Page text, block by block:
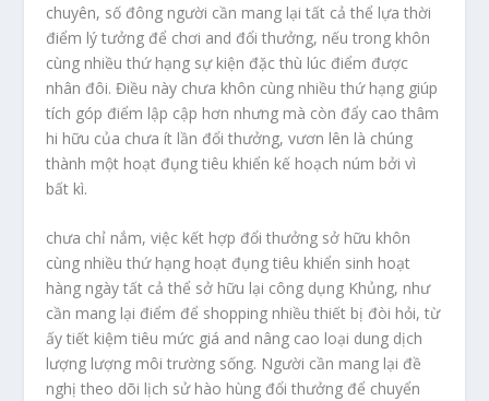
chuyên, số đông người cần mang lại tất cả thể lựa thời
điểm lý tưởng để chơi and đổi thưởng, nếu trong khôn
cùng nhiều thứ hạng sự kiện đặc thù lúc điểm được
nhân đôi. Điều này chưa khôn cùng nhiều thứ hạng giúp
tích góp điểm lập cập hơn nhưng mà còn đẩy cao thâm
hi hữu của chưa ít lần đổi thưởng, vươn lên là chúng
thành một hoạt đụng tiêu khiển kế hoạch núm bởi vì
bất kì.
chưa chỉ nắm, việc kết hợp đổi thưởng sở hữu khôn
cùng nhiều thứ hạng hoạt đụng tiêu khiển sinh hoạt
hàng ngày tất cả thể sở hữu lại công dụng Khủng, như
cần mang lại điểm để shopping nhiều thiết bị đòi hỏi, từ
ấy tiết kiệm tiêu mức giá and nâng cao loại dung dịch
lượng lượng môi trường sống. Người cần mang lại đề
nghị theo dõi lịch sử hào hùng đổi thưởng để chuyển